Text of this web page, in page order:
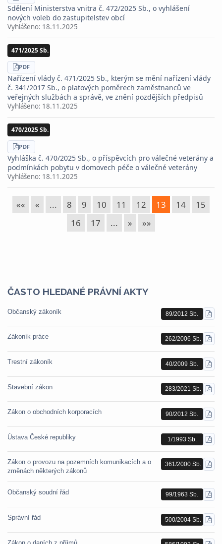
PDF
Sdělení Ministerstva vnitra č. 472/2025 Sb., o vyhlášení
nových voleb do zastupitelstev obcí
Vyhlášeno: 18.11.2025
471/2025 Sb.
STÁHNOUT
PDF
Nařízení vlády č. 471/2025 Sb., kterým se mění nařízení vlády
č. 341/2017 Sb., o platových poměrech zaměstnanců ve
veřejných službách a správě, ve znění pozdějších předpisů
Vyhlášeno: 18.11.2025
470/2025 Sb.
STÁHNOUT
PDF
Vyhláška č. 470/2025 Sb., o příspěvcích pro válečné veterány a
podmínkách pobytu v domovech péče o válečné veterány
Vyhlášeno: 18.11.2025
«« « ... 8 9 10 11 12 13 14
15
16
17 ... » »»
ČASTO HLEDANÉ PRÁVNÍ AKTY
Občanský zákoník 89/2012 Sb.
PDF
Zákoník práce 262/2006 Sb.
PDF
Trestní zákoník 40/2009 Sb.
PDF
Stavební zákon 283/2021 Sb.
PDF
Zákon o obchodních korporacích 90/2012 Sb.
PDF
Ústava České republiky 1/1993 Sb.
PDF
Zákon o provozu na pozemních komunikacích a o
změnách některých zákonů
361/2000 Sb.
PDF
Občanský soudní řád 99/1963 Sb.
PDF
Správní řád 500/2004 Sb.
PDF